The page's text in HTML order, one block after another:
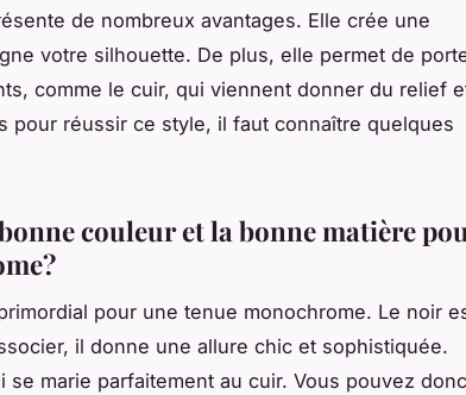
de nombreux avantages. Elle crée une
votre silhouette. De plus, elle permet de
comme le cuir, qui viennent donner du relief
pour réussir ce style, il faut connaître quelques
couleur et la bonne matière
pour une tenue monochrome. Le noir
il donne une allure chic et sophistiquée.
marie parfaitement au cuir. Vous pouvez donc